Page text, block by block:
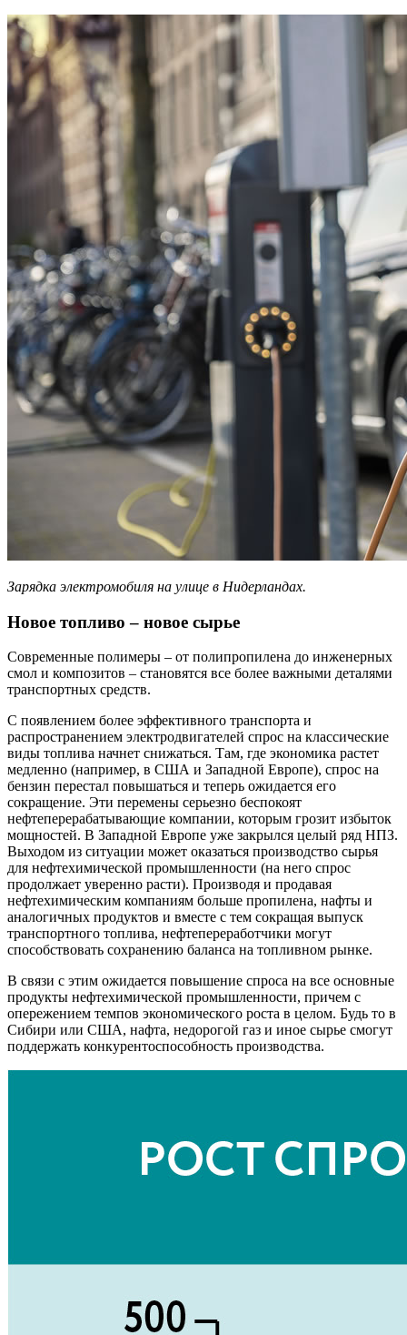
Зарядка электромобиля на улице в Нидерландах.
Новое топливо – новое сырье
Современные полимеры – от полипропилена до инженерных
смол и композитов – становятся все более важными деталями
транспортных средств.
С появлением более эффективного транспорта и
распространением электродвигателей спрос на классические
виды топлива начнет снижаться. Там, где экономика растет
медленно (например, в США и Западной Европе), спрос на
бензин перестал повышаться и теперь ожидается его
сокращение. Эти перемены серьезно беспокоят
нефтеперерабатывающие компании, которым грозит избыток
мощностей. В Западной Европе уже закрылся целый ряд НПЗ.
Выходом из ситуации может оказаться производство сырья
для нефтехимической промышленности (на него спрос
продолжает уверенно расти). Производя и продавая
нефтехимическим компаниям больше пропилена, нафты и
аналогичных продуктов и вместе с тем сокращая выпуск
транспортного топлива, нефтепереработчики могут
способствовать сохранению баланса на топливном рынке.
В связи с этим ожидается повышение спроса на все основные
продукты нефтехимической промышленности, причем с
опережением темпов экономического роста в целом. Будь то в
Сибири или США, нафта, недорогой газ и иное сырье смогут
поддержать конкурентоспособность производства.